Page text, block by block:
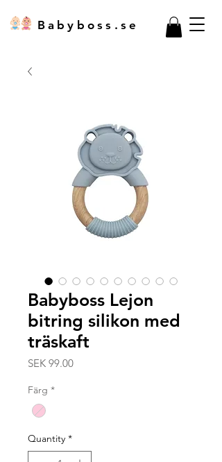
Babyboss.se
Babyboss Lejon
bitring silikon med
träskaft
SEK 99.00Price
Färg *
Quantity *